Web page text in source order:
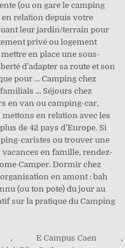
(ou on gare le camping
en relation depuis votre
leur jardin/terrain pour
privé ou logement
en place une sous-
d’adapter sa route et son
pour … Camping chez
... Séjours chez
en van ou camping-car,
en relation avec les
de 42 pays d’Europe. Si
caristes ou trouver une
en famille, rendez-
Camper. Dormir chez
en amont : bah
(ou ton pote) du jour au
sur la pratique du Camping
, E Campus Caen
,